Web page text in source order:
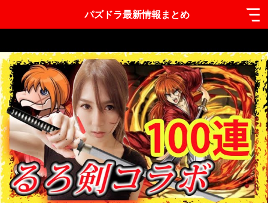
パズドラ最新情報まとめ